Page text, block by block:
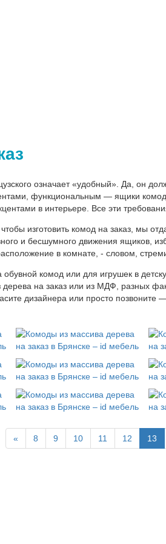
означает «удобный». Да, он
функциональным — ящики
в интерьере. Все эти
изготовить комод на заказ, мы
и бесшумного движения ящиков,
в комнате, - словом,
комод или для игрушек в
на заказ или из МДФ, разных
дизайнера или просто
« 8 9 10 11 12 13